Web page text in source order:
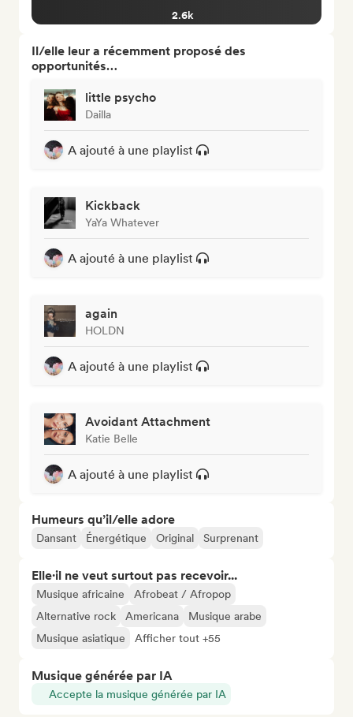
2.6k
Il/elle leur a récemment proposé des
opportunités…
little psycho
Dailla
A ajouté à une playlist
Kickback
YaYa Whatever
A ajouté à une playlist
again
HOLDN
A ajouté à une playlist
Avoidant Attachment
Katie Belle
A ajouté à une playlist
Humeurs qu’il/elle adore
Dansant Énergétique Original Surprenant
Elle·il ne veut surtout pas recevoir...
Musique africaine
Afrobeat / Afropop
Alternative rock
Americana
Musique arabe
Musique asiatique
Afficher tout +55
Musique générée par IA
Accepte la musique générée par IA